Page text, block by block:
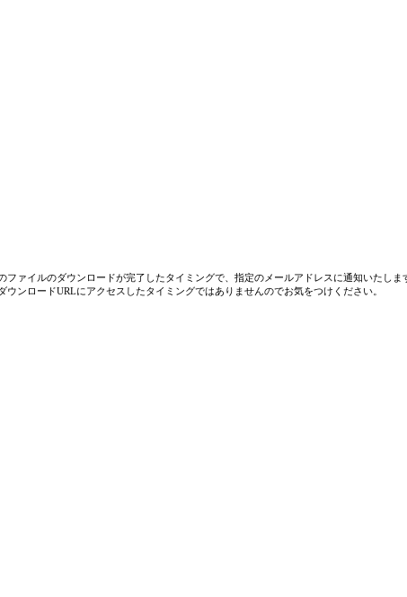
ァイルのダウンロードが完了したタイミングで、指定のメールアドレスに通知いたしま
ンロードURLにアクセスしたタイミングではありませんのでお気をつけください。